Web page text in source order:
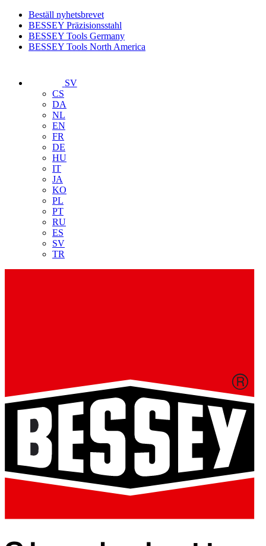
Beställ nyhetsbrevet
BESSEY Präzisionsstahl
BESSEY Tools Germany
BESSEY Tools North America
SV
CS
DA
NL
EN
FR
DE
HU
IT
JA
KO
PL
PT
RU
ES
SV
TR